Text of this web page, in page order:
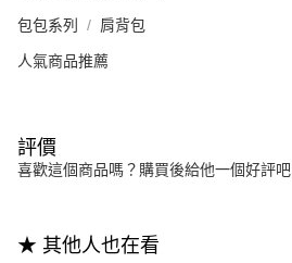
包包系列 肩背包
人氣商品推薦
評價
喜歡這個商品嗎？購買後給他一個好評吧
★ 其他人也在看